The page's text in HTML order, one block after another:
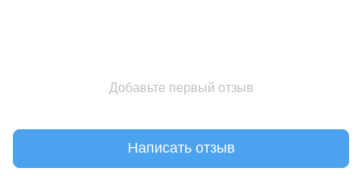
Добавьте первый отзыв
Написать отзыв